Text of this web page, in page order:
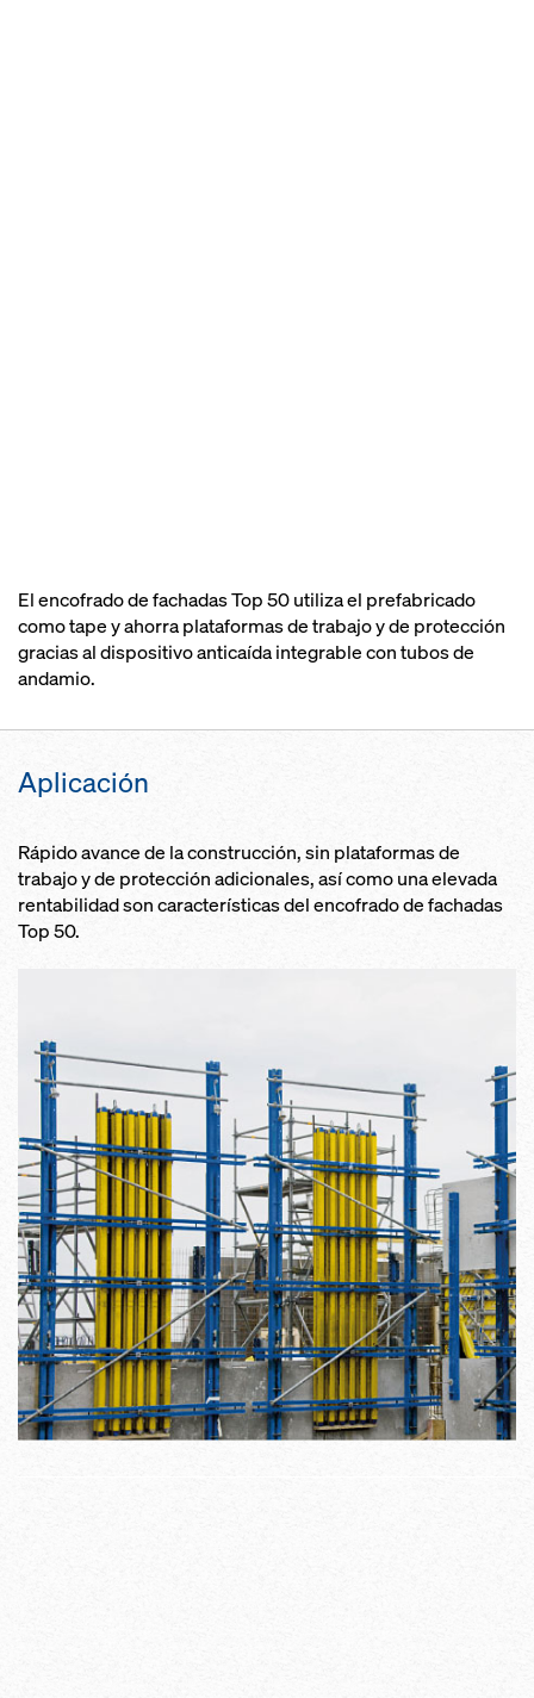
El encofrado de fachadas Top 50 utiliza el prefabricado
como tape y ahorra plataformas de trabajo y de protección
gracias al dispositivo anticaída integrable con tubos de
andamio.
Aplicación
Rápido avance de la construcción, sin plataformas de
trabajo y de protección adicionales, así como una elevada
rentabilidad son características del encofrado de fachadas
Top 50.